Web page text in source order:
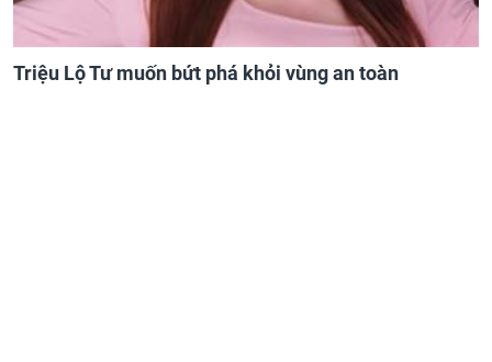
Triệu Lộ Tư muốn bứt phá khỏi vùng an toàn